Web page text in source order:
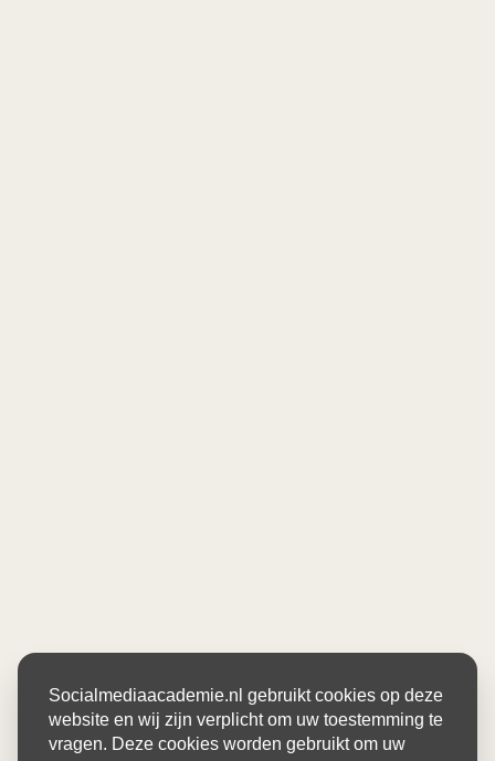
Socialmediaacademie.nl gebruikt cookies op deze
website en wij zijn verplicht om uw toestemming te
vragen. Deze cookies worden gebruikt om uw